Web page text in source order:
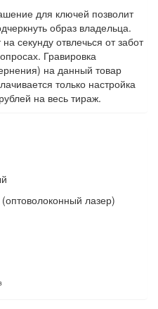
для ключей позволит
образ владельца.
секунду отвлечься от забот
Гравировка
на данный товар
только настройка
на весь тираж.
(оптоволоконный лазер)